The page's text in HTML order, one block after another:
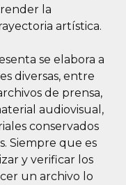
la
artística.
se elabora a
diversas, entre
de prensa,
audiovisual,
conservados
Siempre que es
y verificar los
un archivo lo